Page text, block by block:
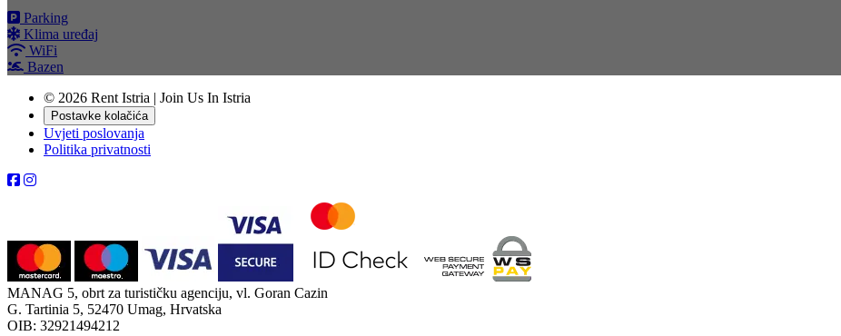
Parking
Klima uređaj
WiFi
Bazen
© 2026 Rent Istria | Join Us In Istria
Postavke kolačića
Uvjeti poslovanja
Politika privatnosti
MANAG 5, obrt za turističku agenciju, vl. Goran Cazin
G. Tartinia 5, 52470 Umag, Hrvatska
OIB: 32921494212